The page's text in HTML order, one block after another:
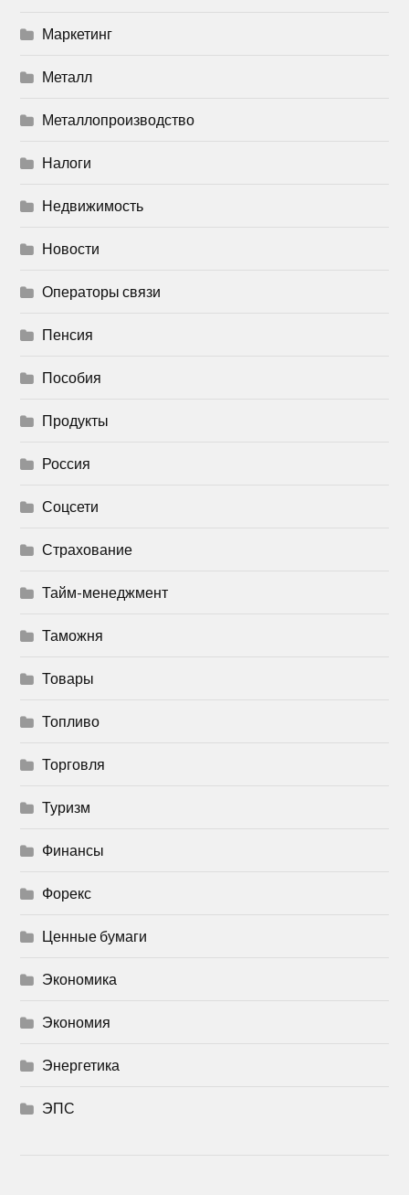
Маркетинг
Металл
Металлопроизводство
Налоги
Недвижимость
Новости
Операторы связи
Пенсия
Пособия
Продукты
Россия
Соцсети
Страхование
Тайм-менеджмент
Таможня
Товары
Топливо
Торговля
Туризм
Финансы
Форекс
Ценные бумаги
Экономика
Экономия
Энергетика
ЭПС